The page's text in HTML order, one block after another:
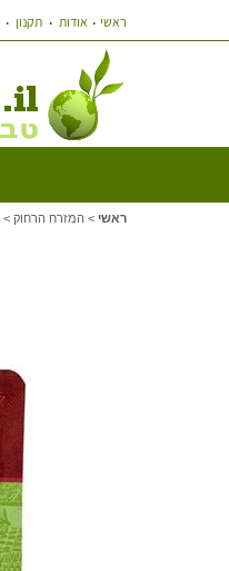
ראשי אודות תקנון
ראשי > המזרח הרחוק >